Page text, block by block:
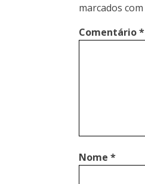
marcados com
Comentário*
Nome *